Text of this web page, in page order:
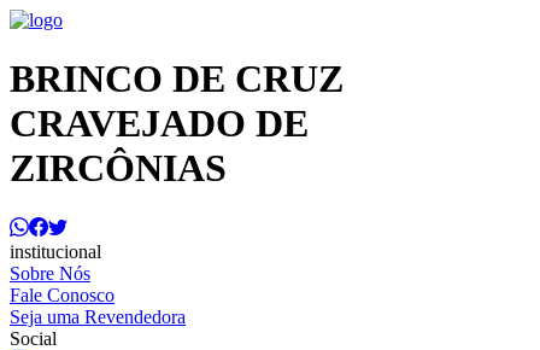
BRINCO DE CRUZ
CRAVEJADO DE
ZIRCÔNIAS
institucional
Sobre Nós
Fale Conosco
Seja uma Revendedora
Social